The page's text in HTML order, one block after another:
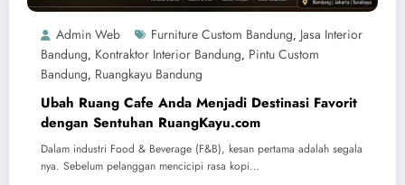
Admin Web Furniture Custom Bandung, Jasa Interior
Bandung, Kontraktor Interior Bandung, Pintu Custom
Bandung, Ruangkayu Bandung
Ubah Ruang Cafe Anda Menjadi Destinasi Favorit
dengan Sentuhan RuangKayu.com
Dalam industri Food & Beverage (F&B), kesan pertama adalah segala
nya. Sebelum pelanggan mencicipi rasa kopi…